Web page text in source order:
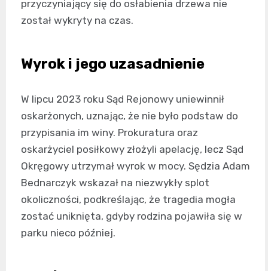
przyczyniający się do osłabienia drzewa nie
został wykryty na czas.
Wyrok i jego uzasadnienie
W lipcu 2023 roku Sąd Rejonowy uniewinnił
oskarżonych, uznając, że nie było podstaw do
przypisania im winy. Prokuratura oraz
oskarżyciel posiłkowy złożyli apelację, lecz Sąd
Okręgowy utrzymał wyrok w mocy. Sędzia Adam
Bednarczyk wskazał na niezwykły splot
okoliczności, podkreślając, że tragedia mogła
zostać uniknięta, gdyby rodzina pojawiła się w
parku nieco później.